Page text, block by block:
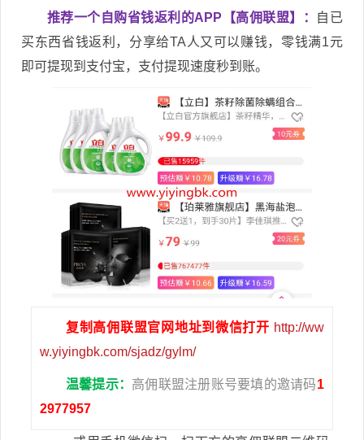
推荐一个自购省钱返利的APP【高佣联盟】：
自已
买东西省钱返利，分享给TA人又可以赚钱，零钱满1元
即可提现到支付宝，支付提现速度秒到账。
复制高佣联盟官网地址到微信打开 http://ww
w.yiyingbk.com/sjadz/gylm/
温馨提示： 高佣联盟注册账号要填的邀请码1
2977957